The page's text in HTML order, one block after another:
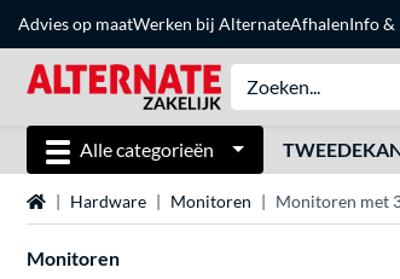
Advies op maatWerken bij AlternateAfhalenInfo &
Alle categorieën
Home Hardware Monitoren Monitoren met
Monitoren